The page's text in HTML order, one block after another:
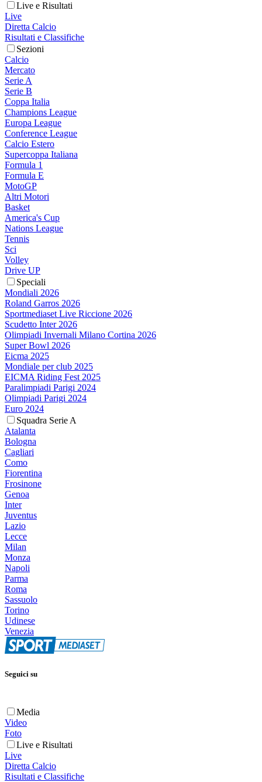
Live e Risultati
Live
Diretta Calcio
Risultati e Classifiche
Sezioni
Calcio
Mercato
Serie A
Serie B
Coppa Italia
Champions League
Europa League
Conference League
Calcio Estero
Supercoppa Italiana
Formula 1
Formula E
MotoGP
Altri Motori
Basket
America's Cup
Nations League
Tennis
Sci
Volley
Drive UP
Speciali
Mondiali 2026
Roland Garros 2026
Sportmediaset Live Riccione 2026
Scudetto Inter 2026
Olimpiadi Invernali Milano Cortina 2026
Super Bowl 2026
Eicma 2025
Mondiale per club 2025
EICMA Riding Fest 2025
Paralimpiadi Parigi 2024
Olimpiadi Parigi 2024
Euro 2024
Squadra Serie A
Atalanta
Bologna
Cagliari
Como
Fiorentina
Frosinone
Genoa
Inter
Juventus
Lazio
Lecce
Milan
Monza
Napoli
Parma
Roma
Sassuolo
Torino
Udinese
Venezia
Seguici su
Media
Video
Foto
Live e Risultati
Live
Diretta Calcio
Risultati e Classifiche